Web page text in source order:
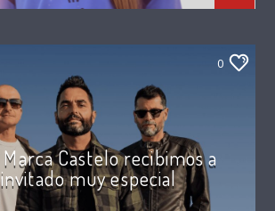
0
Castelo recibimos a
muy especial